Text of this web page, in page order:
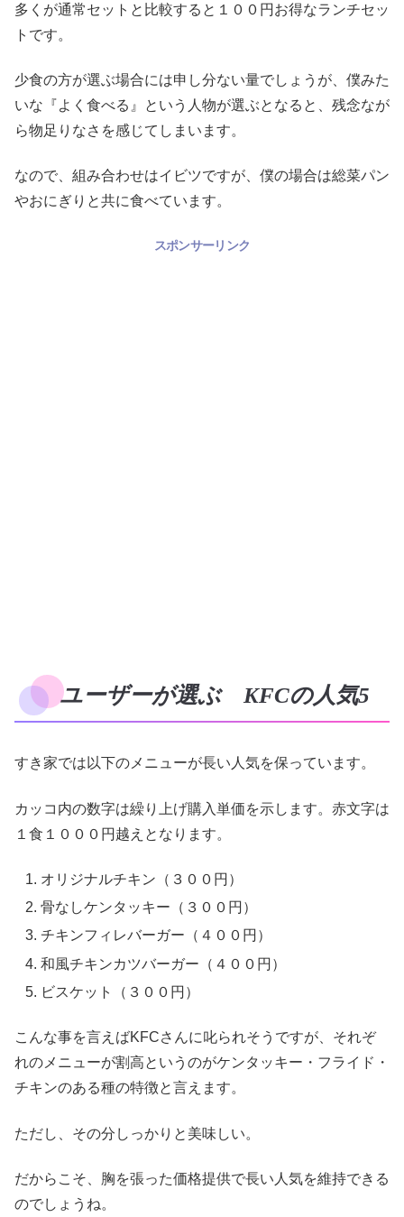
多くが通常セットと比較すると１００円お得なランチセッ
トです。
少食の方が選ぶ場合には申し分ない量でしょうが、僕みた
いな『よく食べる』という人物が選ぶとなると、残念なが
ら物足りなさを感じてしまいます。
なので、組み合わせはイビツですが、僕の場合は総菜パン
やおにぎりと共に食べています。
スポンサーリンク
ユーザーが選ぶ KFCの人気5
すき家では以下のメニューが長い人気を保っています。
カッコ内の数字は繰り上げ購入単価を示します。赤文字は
１食１０００円越えとなります。
オリジナルチキン（３００円）
骨なしケンタッキー（３００円）
チキンフィレバーガー（４００円）
和風チキンカツバーガー（４００円）
ビスケット（３００円）
こんな事を言えばKFCさんに叱られそうですが、それぞ
れのメニューが割高というのがケンタッキー・フライド・
チキンのある種の特徴と言えます。
ただし、その分しっかりと美味しい。
だからこそ、胸を張った価格提供で長い人気を維持できる
のでしょうね。